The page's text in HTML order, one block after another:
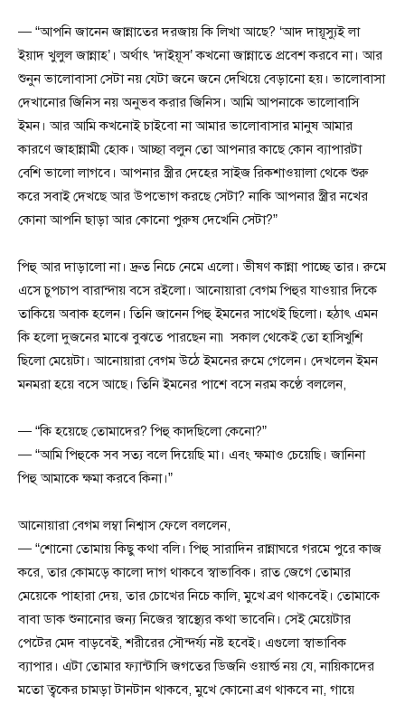
— “আপনি জানেন জান্নাতের দরজায় কি লিখা আছে? ‘আদ দায়ূস্যুই লা
ইয়াদ খুলুল জান্নাহ’। অর্থাৎ ‘দাইয়ূস’ কখনো জান্নাতে প্রবেশ করবে না। আর
শুনুন ভালোবাসা সেটা নয় যেটা জনে জনে দেখিয়ে বেড়ানো হয়। ভালোবাসা
দেখানোর জিনিস নয় অনুভব করার জিনিস। আমি আপনাকে ভালোবাসি
ইমন। আর আমি কখনোই চাইবো না আমার ভালোবাসার মানুষ আমার
কারণে জাহান্নামী হোক। আচ্ছা বলুন তো আপনার কাছে কোন ব্যাপারটা
বেশি ভালো লাগবে। আপনার স্ত্রীর দেহের সাইজ রিকশাওয়ালা থেকে শুরু
করে সবাই দেখছে আর উপভোগ করছে সেটা? নাকি আপনার স্ত্রীর নখের
কোনা আপনি ছাড়া আর কোনো পুরুষ দেখেনি সেটা?”
পিহু আর দাড়ালো না। দ্রুত নিচে নেমে এলো। ভীষণ কান্না পাচ্ছে তার। রুমে
এসে চুপচাপ বারান্দায় বসে রইলো। আনোয়ারা বেগম পিহুর যাওয়ার দিকে
তাকিয়ে অবাক হলেন। তিনি জানেন পিহু ইমনের সাথেই ছিলো। হঠাৎ এমন
কি হলো দুজনের মাঝে বুঝতে পারছেন না৷ সকাল থেকেই তো হাসিখুশি
ছিলো মেয়েটা। আনোয়ারা বেগম উঠে ইমনের রুমে গেলেন। দেখলেন ইমন
মনমরা হয়ে বসে আছে। তিনি ইমনের পাশে বসে নরম কণ্ঠে বললেন,
— “কি হয়েছে তোমাদের? পিহু কাদছিলো কেনো?”
— “আমি পিহুকে সব সত্য বলে দিয়েছি মা। এবং ক্ষমাও চেয়েছি। জানিনা
পিহু আমাকে ক্ষমা করবে কিনা।”
আনোয়ারা বেগম লম্বা নিশ্বাস ফেলে বললেন,
— “শোনো তোমায় কিছু কথা বলি। পিহু সারাদিন রান্নাঘরে গরমে পুরে কাজ
করে, তার কোমড়ে কালো দাগ থাকবে স্বাভাবিক। রাত জেগে তোমার
মেয়েকে পাহারা দেয়, তার চোখের নিচে কালি, মুখে ব্রণ থাকবেই। তোমাকে
বাবা ডাক শুনানোর জন্য নিজের স্বাস্থ্যের কথা ভাবেনি। সেই মেয়েটার
পেটের মেদ বাড়বেই, শরীরের সৌন্দর্য্য নষ্ট হবেই। এগুলো স্বাভাবিক
ব্যাপার। এটা তোমার ফ্যান্টাসি জগতের ডিজনি ওয়ার্ল্ড নয় যে, নায়িকাদের
মতো ত্বকের চামড়া টানটান থাকবে, মুখে কোনো ব্রণ থাকবে না, গায়ে